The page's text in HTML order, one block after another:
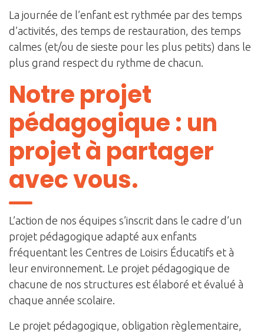
La journée de l’enfant est rythmée par des temps
d’activités, des temps de restauration, des temps
calmes (et/ou de sieste pour les plus petits) dans le
plus grand respect du rythme de chacun.
Notre projet
pédagogique : un
projet à partager
avec vous.
L’action de nos équipes s’inscrit dans le cadre d’un
projet pédagogique adapté aux enfants
fréquentant les Centres de Loisirs Éducatifs et à
leur environnement. Le projet pédagogique de
chacune de nos structures est élaboré et évalué à
chaque année scolaire.
Le projet pédagogique, obligation règlementaire,